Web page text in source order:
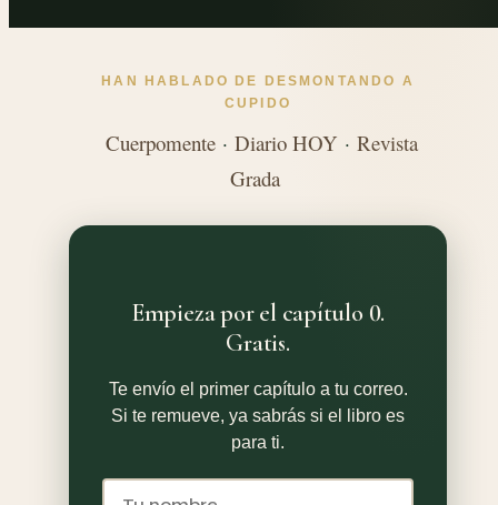
HAN HABLADO DE DESMONTANDO A
CUPIDO
Cuerpomente · Diario HOY · Revista
Grada
Empieza por el capítulo 0.
Gratis.
Te envío el primer capítulo a tu correo.
Si te remueve, ya sabrás si el libro es
para ti.